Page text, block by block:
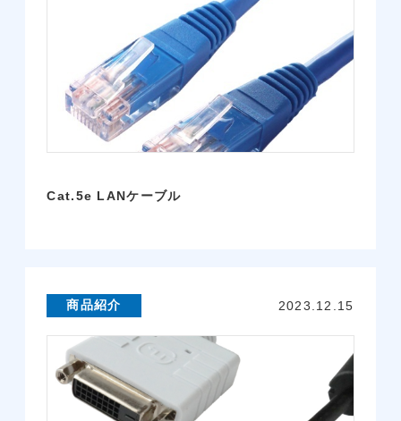
Cat.5e LANケーブル
商品紹介 2023.12.15